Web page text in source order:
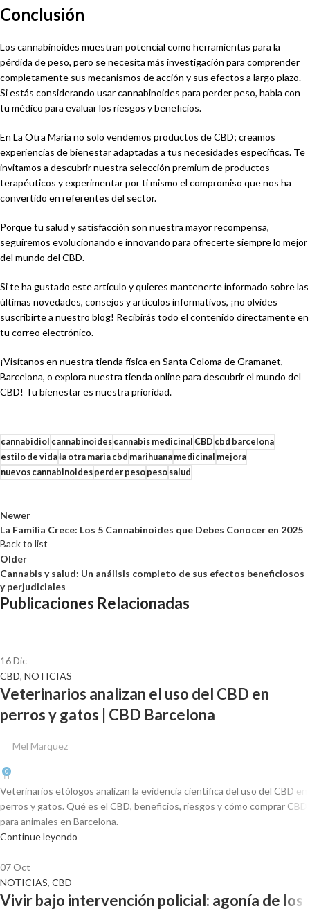
Conclusión
Los cannabinoides muestran potencial como herramientas para la
pérdida de peso, pero se necesita más investigación para comprender
completamente sus mecanismos de acción y sus efectos a largo plazo.
Si estás considerando usar cannabinoides para perder peso, habla con
tu médico para evaluar los riesgos y beneficios.
En La Otra María no solo vendemos productos de CBD; creamos
experiencias de bienestar adaptadas a tus necesidades específicas. Te
invitamos a descubrir nuestra selección premium de productos
terapéuticos y experimentar por ti mismo el compromiso que nos ha
convertido en referentes del sector.
Porque tu salud y satisfacción son nuestra mayor recompensa,
seguiremos evolucionando e innovando para ofrecerte siempre lo mejor
del mundo del CBD.
Si te ha gustado este artículo y quieres mantenerte informado sobre las
últimas novedades, consejos y artículos informativos, ¡no olvides
suscribirte a nuestro blog! Recibirás todo el contenido directamente en
tu correo electrónico.
¡Visítanos en nuestra tienda física en Santa Coloma de Gramanet,
Barcelona, o explora nuestra tienda online para descubrir el mundo del
CBD! Tu bienestar es nuestra prioridad.
cannabidiol cannabinoidescannabis medicinal CBD cbd barcelona
estilo de vidala otra maria cbd marihuanamedicinal mejora
nuevos cannabinoidesperder pesopesosalud
Newer
La Familia Crece: Los 5 Cannabinoides que Debes Conocer en 2025
Back to list
Older
Cannabis y salud: Un análisis completo de sus efectos beneficiosos
y perjudiciales
Publicaciones Relacionadas
16Dic
CBD, NOTICIAS
Veterinarios analizan el uso del CBD en
perros y gatos | CBD Barcelona
Mel Marquez
0
Veterinarios etólogos analizan la evidencia científica del uso del CBD en
perros y gatos. Qué es el CBD, beneficios, riesgos y cómo comprar CBD
para animales en Barcelona.
Continue leyendo
07Oct
NOTICIAS, CBD
Vivir bajo intervención policial: agonía de los